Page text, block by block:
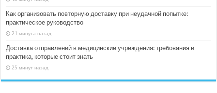
Как организовать повторную доставку при неудачной попытке:
практическое руководство
21 минута назад
Доставка отправлений в медицинские учреждения: требования и
практика, которые стоит знать
25 минут назад